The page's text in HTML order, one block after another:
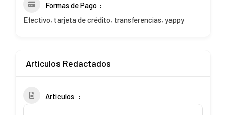
Formas de Pago
Efectivo, tarjeta de crédito, transferencias, yappy
Artículos Redactados
Artículos